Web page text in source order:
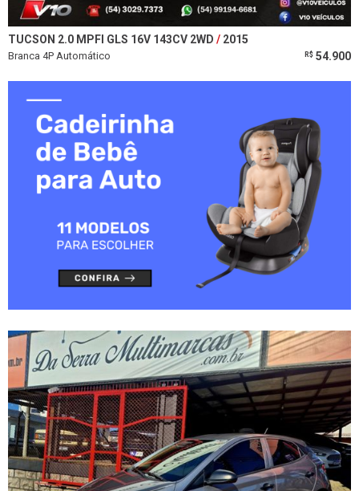
TUCSON 2.0 MPFI GLS 16V 143CV 2WD 2015
Branca 4P Automático R$ 54.900